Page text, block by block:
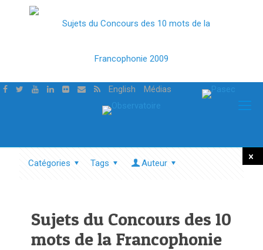
English Médias
Catégories Tags Auteur
Sujets du Concours des 10
mots de la Francophonie